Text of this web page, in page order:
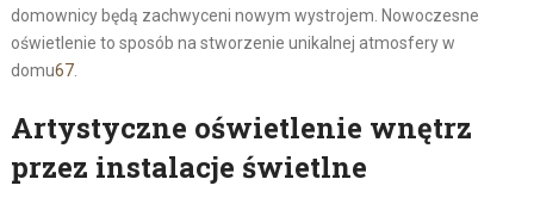
domownicy będą zachwyceni nowym wystrojem. Nowoczesne
oświetlenie to sposób na stworzenie unikalnej atmosfery w
domu67.
Artystyczne oświetlenie wnętrz
przez instalacje świetlne